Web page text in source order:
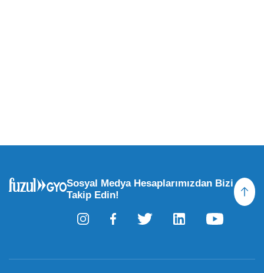
Sosyal Medya Hesaplarımızdan Bizi
Takip Edin!